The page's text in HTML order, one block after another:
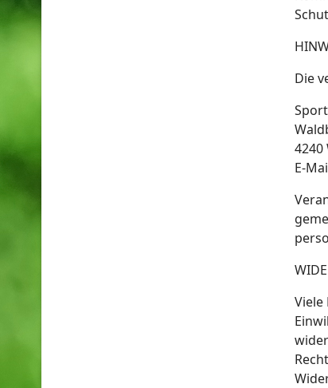
Die
4240
E-